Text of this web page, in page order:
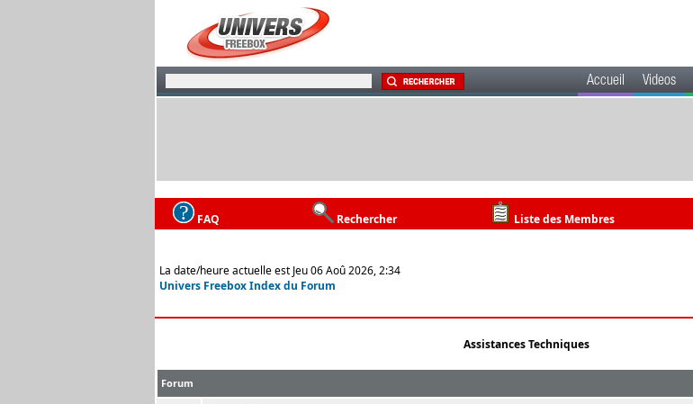
Accueil Videos
FAQ Rechercher Liste des Membres
La date/heure actuelle est Jeu 06 Aoû 2026, 2:34
Univers Freebox Index du Forum
Assistances Techniques
Forum